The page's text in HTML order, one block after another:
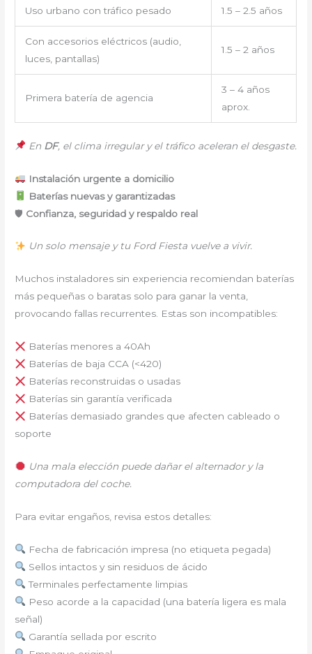
Uso urbano con tráfico pesado 1.5 – 2.5 años
Con accesorios eléctricos (audio,
luces, pantallas)
1.5 – 2 años
Primera batería de agencia
3 – 4 años
aprox.
En DF, el clima irregular y el tráfico aceleran el desgaste.
Instalación urgente a domicilio
Baterías nuevas y garantizadas
🛡 Confianza, seguridad y respaldo real
Un solo mensaje y tu Ford Fiesta vuelve a vivir.
Muchos instaladores sin experiencia recomiendan baterías
más pequeñas o baratas solo para ganar la venta,
provocando fallas recurrentes. Estas son incompatibles:
Baterías menores a 40Ah
Baterías de baja CCA (<420)
Baterías reconstruidas o usadas
Baterías sin garantía verificada
Baterías demasiado grandes que afecten cableado o
soporte
Una mala elección puede dañar el alternador y la
computadora del coche.
Para evitar engaños, revisa estos detalles:
Fecha de fabricación impresa (no etiqueta pegada)
Sellos intactos y sin residuos de ácido
Terminales perfectamente limpias
Peso acorde a la capacidad (una batería ligera es mala
señal)
Garantía sellada por escrito